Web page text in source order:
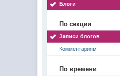
Блоги
По секции
Записи блогов
Комментариям
По времени